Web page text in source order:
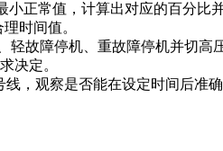
正常值，计算出对应的百分比并
时间值。
故障停机、重故障停机并切
决定。
，观察是否能在设定时间后准